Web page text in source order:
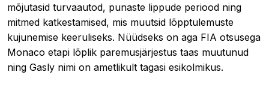
mõjutasid turvaautod, punaste lippude periood ning
mitmed katkestamised, mis muutsid lõpptulemuste
kujunemise keeruliseks. Nüüdseks on aga FIA otsusega
Monaco etapi lõplik paremusjärjestus taas muutunud
ning Gasly nimi on ametlikult tagasi esikolmikus.